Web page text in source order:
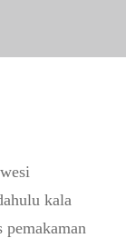
kala